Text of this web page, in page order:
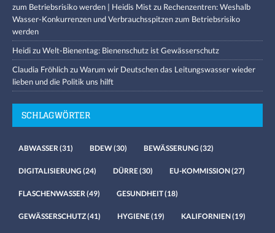
zum Betriebsrisiko werden | Heidis Mistzu Rechenzentren: Weshalb
Wasser-Konkurrenzen und Verbrauchsspitzen zum Betriebsrisiko
werden
HeidizuWelt-Bienentag: Bienenschutz ist Gewässerschutz
Claudia FröhlichzuWarum wir Deutschen das Leitungswasser wieder
lieben und die Politik uns hilft
SCHLAGWÖRTER
ABWASSER (31) BDEW(30) BEWÄSSERUNG (32)
DIGITALISIERUNG (24) DÜRRE(30) EU-KOMMISSION(27)
FLASCHENWASSER (49) GESUNDHEIT(18)
GEWÄSSERSCHUTZ(41) HYGIENE(19) KALIFORNIEN(19)